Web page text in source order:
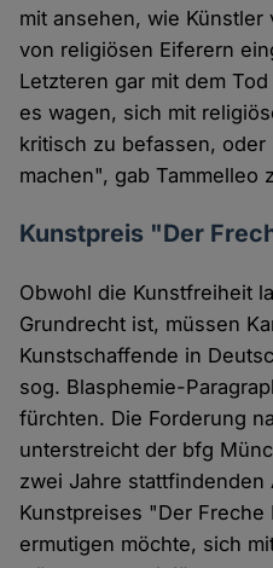
mit ansehen, wie Künstler
von religiösen Eiferern
Letzteren gar mit dem
es wagen, sich mit
kritisch zu befassen,
machen", gab Tammelleo
Kunstpreis "Der
Obwohl die Kunstfreiheit
Grundrecht ist, müssen
Kunstschaffende in
sog. Blasphemie-
fürchten. Die Forderung
unterstreicht der bfg
zwei Jahre stattfindenden
Kunstpreises "Der
ermutigen möchte, sich